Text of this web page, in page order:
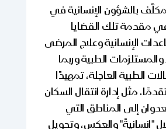
بالشؤون الإنسانية في
مقدمة تلك القضايا
الإنسانية وعلاج المرضى
والمستلزمات الطبية وربما
الطبية العاجلة، تمهيدًا
مثل إدارة انتقال السكان
إلى المناطق التي
"إنسانيةً" والعكس، وتحويل